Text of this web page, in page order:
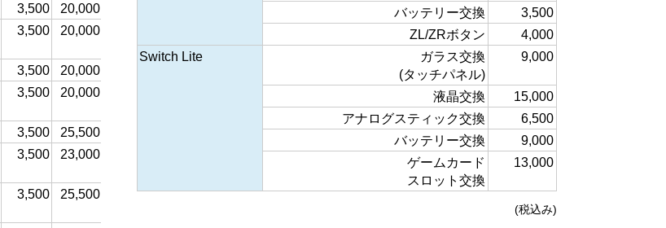
3,500 20,000
3,500 20,000
3,500 20,000
3,500 20,000
3,500 25,500
3,500 23,000
3,500 25,500 15,500
バッテリー交換
3,500
ZL/ZRボタン
4,000
Switch Lite
ガラス交換
(タッチパネル)
9,000
液晶交換
15,000
アナログスティック交換
6,500
バッテリー交換
9,000
ゲームカード
スロット交換
13,000
(税込み)